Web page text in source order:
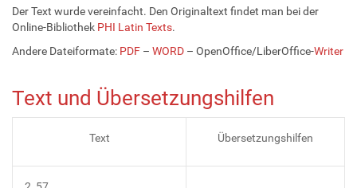
Der Text wurde vereinfacht. Den Originaltext findet man bei der
Online-Bibliothek PHI Latin Texts.
Andere Dateiformate: PDF – WORD – OpenOffice/LiberOffice-Writer
Text und Übersetzungshilfen
Text Übersetzungshilfen